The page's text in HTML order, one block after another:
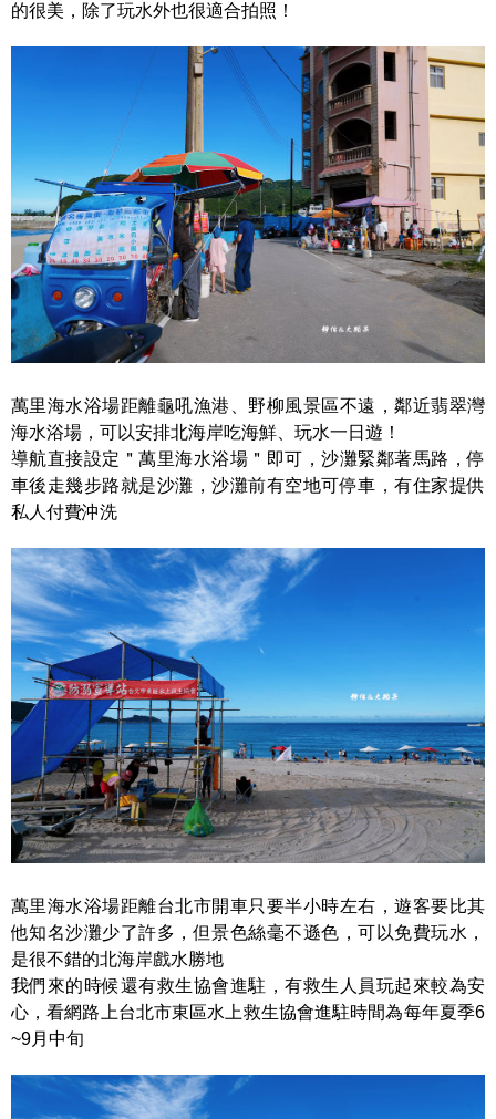
的很美，除了玩水外也很適合拍照！
萬里海水浴場距離龜吼漁港、野柳風景區不遠，鄰近翡翠灣
海水浴場，可以安排北海岸吃海鮮、玩水一日遊！
導航直接設定＂萬里海水浴場＂即可，沙灘緊鄰著馬路，停
車後走幾步路就是沙灘，沙灘前有空地可停車，有住家提供
私人付費沖洗
萬里海水浴場距離台北市開車只要半小時左右，遊客要比其
他知名沙灘少了許多，但景色絲毫不遜色，可以免費玩水，
是很不錯的北海岸戲水勝地
我們來的時候還有救生協會進駐，有救生人員玩起來較為安
心，看網路上台北市東區水上救生協會進駐時間為每年夏季6
~9月中旬